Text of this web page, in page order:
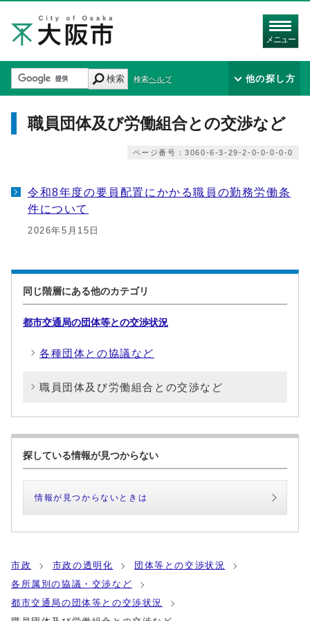
メニュー
検索 検索ヘルプ 他の探し方
職員団体及び労働組合との交渉など
ページ番号：3060-6-3-29-2-0-0-0-0-0
令和8年度の要員配置にかかる職員の勤務労働条
件について
2026年5月15日
同じ階層にある他のカテゴリ
都市交通局の団体等との交渉状況
各種団体との協議など
職員団体及び労働組合との交渉など
探している情報が見つからない
情報が見つからないときは
市政 市政の透明化
団体等との交渉状況
各所属別の協議・交渉など
都市交通局の団体等との交渉状況